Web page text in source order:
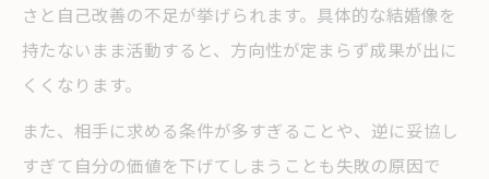
さと自己改善の不足が挙げられます。具体的な結婚像を
持たないまま活動すると、方向性が定まらず成果が出に
くくなります。
また、相手に求める条件が多すぎることや、逆に妥協し
すぎて自分の価値を下げてしまうことも失敗の原因で